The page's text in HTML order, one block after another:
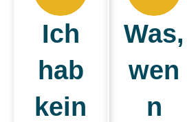
Ich
hab
kein
Was,
wen
n